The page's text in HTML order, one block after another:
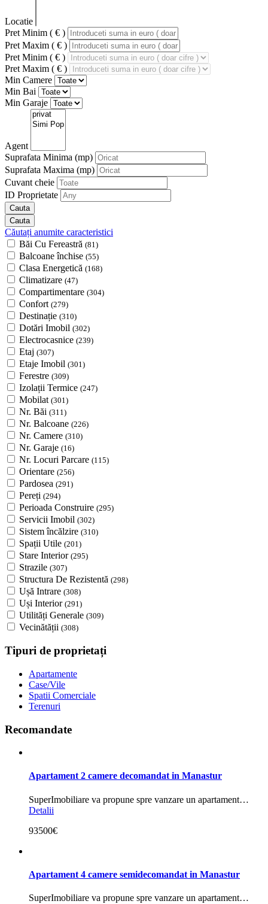
Locatie
Pret Minim ( € )
Pret Maxim ( € )
Pret Minim ( € )
Pret Maxim ( € )
Min Camere
Min Bai
Min Garaje
Agent
Suprafata Minima (mp)
Suprafata Maxima (mp)
Cuvant cheie
ID Proprietate
Căutați anumite caracteristici
Băi Cu Fereastră (81)
Balcoane închise (55)
Clasa Energetică (168)
Climatizare (47)
Compartimentare (304)
Confort (279)
Destinație (310)
Dotări Imobil (302)
Electrocasnice (239)
Etaj (307)
Etaje Imobil (301)
Ferestre (309)
Izolații Termice (247)
Mobilat (301)
Nr. Băi (311)
Nr. Balcoane (226)
Nr. Camere (310)
Nr. Garaje (16)
Nr. Locuri Parcare (115)
Orientare (256)
Pardosea (291)
Pereți (294)
Perioada Construire (295)
Servicii Imobil (302)
Sistem încălzire (310)
Spații Utile (201)
Stare Interior (295)
Strazile (307)
Structura De Rezistentă (298)
Ușă Intrare (308)
Uși Interior (291)
Utilități Generale (309)
Vecinătății (308)
Tipuri de proprietați
Apartamente
Case/Vile
Spatii Comerciale
Terenuri
Recomandate
Apartament 2 camere decomandat in Manastur
SuperImobiliare va propune spre vanzare un apartament…
Detalii
93500€
Apartament 4 camere semidecomandat in Manastur
SuperImobiliare va propune spre vanzare un apartament…